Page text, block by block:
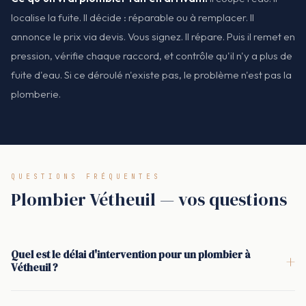
localise la fuite. Il décide : réparable ou à remplacer. Il
annonce le prix via devis. Vous signez. Il répare. Puis il remet en
pression, vérifie chaque raccord, et contrôle qu'il n'y a plus de
fuite d'eau. Si ce déroulé n'existe pas, le problème n'est pas la
plomberie.
QUESTIONS FRÉQUENTES
Plombier Vétheuil — vos questions
Quel est le délai d'intervention pour un plombier à
Vétheuil ?
+